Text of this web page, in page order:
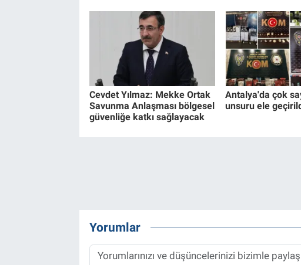
Cevdet Yılmaz: Mekke Ortak
Savunma Anlaşması bölgesel
güvenliğe katkı sağlayacak
Antalya'da çok
unsuru ele
Yorumlar